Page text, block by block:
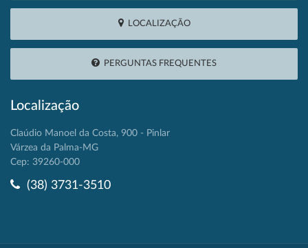
LOCALIZAÇÃO
PERGUNTAS FREQUENTES
Localização
Claúdio Manoel da Costa, 900 - Pinlar
Várzea da Palma-MG
Cep: 39260-000
(38) 3731-3510